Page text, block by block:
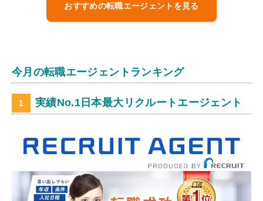
おすすめの転職エージェントを見る
今月の転職エージェントランキング
実績No.1日本最大リクルートエージェント